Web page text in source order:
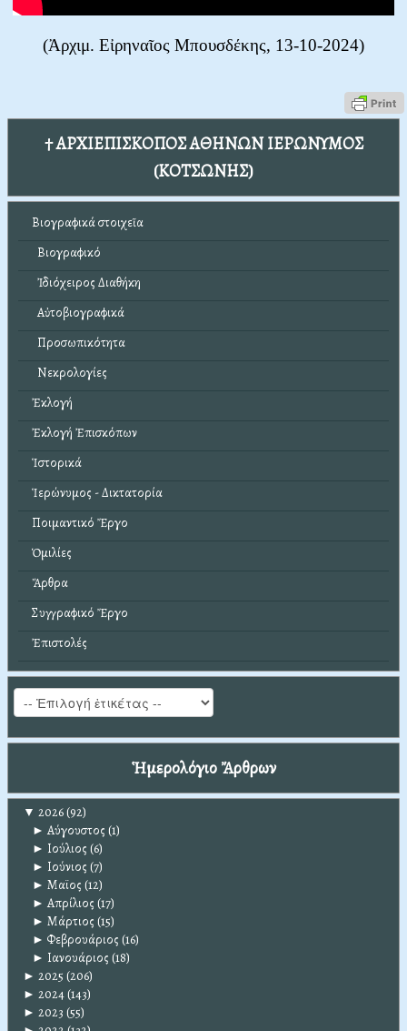
(Ἀρχιμ. Εἰρηναῖος Μπουσδέκης, 13-10-2024)
† ΑΡΧΙΕΠΙΣΚΟΠΟΣ ΑΘΗΝΩΝ ΙΕΡΩΝΥΜΟΣ
(ΚΟΤΣΩΝΗΣ)
Βιογραφικά στοιχεῖα
Βιογραφικό
Ἰδιόχειρος Διαθήκη
Αὐτοβιογραφικά
Προσωπικότητα
Νεκρολογίες
Ἐκλογή
Ἐκλογή Ἐπισκόπων
Ἱστορικά
Ἱερώνυμος - Δικτατορία
Ποιμαντικό Ἔργο
Ὁμιλίες
Ἄρθρα
Συγγραφικό Ἔργο
Ἐπιστολές
Ἡμερολόγιο Ἄρθρων
▼ 2026(92)
► Αύγουστος (1)
► Ιούλιος (6)
► Ιούνιος (7)
► Μαϊος (12)
► Απρίλιος (17)
► Μάρτιος (15)
► Φεβρουάριος (16)
► Ιανουάριος (18)
► 2025 (206)
► 2024(143)
► 2023 (55)